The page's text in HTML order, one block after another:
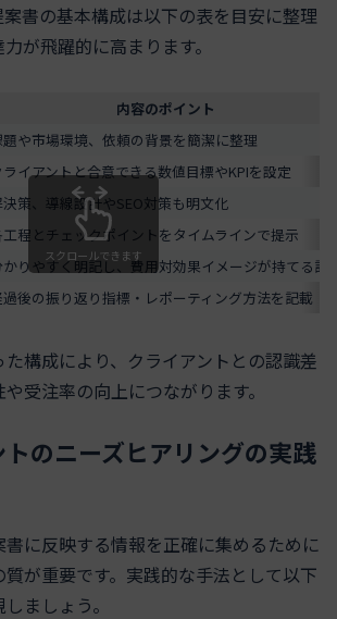
案書の基本構成は以下の表を目安に整理
が飛躍的に高まります。
内容のポイント
題や市場環境、依頼の背景を簡潔に整理
ライアントと合意できる数値目標やKPIを設定
策、導線設計やSEO対策も明文化
工程とチェックポイントをタイムラインで提示
りやすく明記し、費用対効果イメージが持てる記
後の振り返り指標・レポーティング方法を記載
スクロールできます
た構成により、クライアントとの認識差
受注率の向上につながります。
のニーズヒアリングの実践
書に反映する情報を正確に集めるために
が重要です。実践的な手法として以下
ましょう。